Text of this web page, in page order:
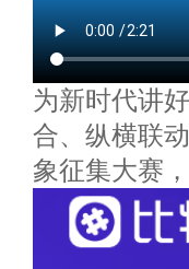
为新时代讲
合、纵横联
象征集大赛，